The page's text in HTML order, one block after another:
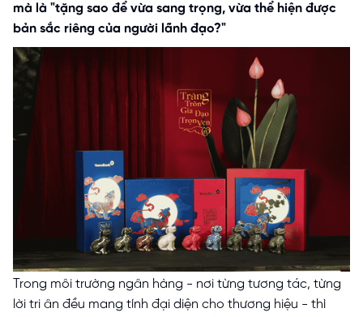
mà là "tặng sao để vừa sang trọng, vừa thể hiện được
bản sắc riêng của người lãnh đạo?"
Trong môi trường ngân hàng - nơi từng tương tác, từng
lời tri ân đều mang tính đại diện cho thương hiệu - thì